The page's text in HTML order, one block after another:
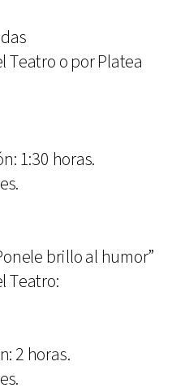
Teatro o por Platea
1:30 horas.
brillo al humor”
Teatro:
2 horas.